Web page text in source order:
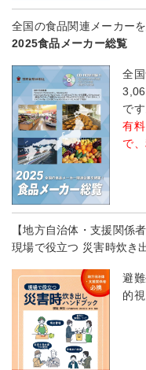
全国の食品関連メーカー
2025食品メーカー総覧
全
です
有
で
【地方自治体・支援関係者
現場で役立つ 災害時炊き
避
的